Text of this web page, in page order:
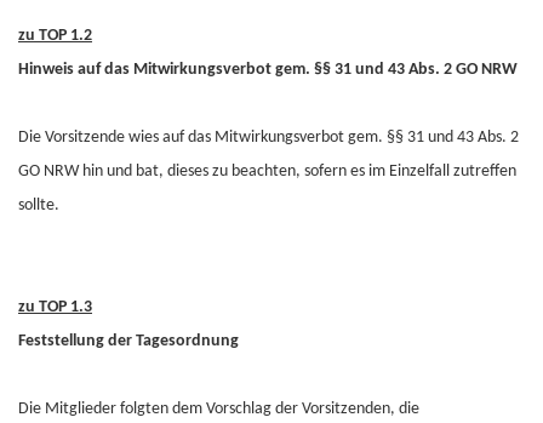
zu TOP 1.2
Hinweis auf das Mitwirkungsverbot gem. §§ 31 und 43 Abs. 2 GO NRW
Die Vorsitzende wies auf das Mitwirkungsverbot gem. §§ 31 und 43 Abs. 2
GO NRW hin und bat, dieses zu beachten, sofern es im Einzelfall zutreffen
sollte.
zu TOP 1.3
Feststellung der Tagesordnung
Die Mitglieder folgten dem Vorschlag der Vorsitzenden, die